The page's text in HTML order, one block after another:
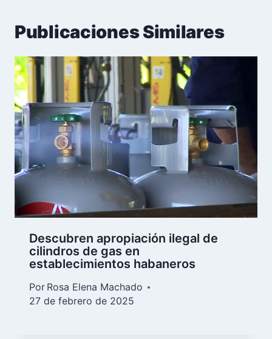
Publicaciones Similares
Descubren apropiación ilegal de
cilindros de gas en
establecimientos habaneros
Por Rosa Elena Machado
27 de febrero de 2025